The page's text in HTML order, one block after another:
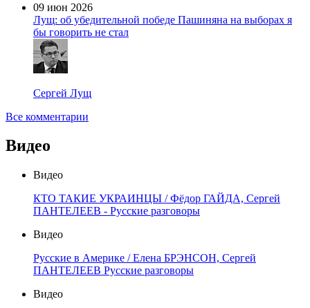
09 июн 2026
Лущ: об убедительной победе Пашиняна на выборах я
бы говорить не стал
Сергей Лущ
Все комментарии
Видео
Видео
КТО ТАКИЕ УКРАИНЦЫ / Фёдор ГАЙДА, Сергей
ПАНТЕЛЕЕВ - Русские разговоры
Видео
Русские в Америке / Елена БРЭНСОН, Сергей
ПАНТЕЛЕЕВ Русские разговоры
Видео